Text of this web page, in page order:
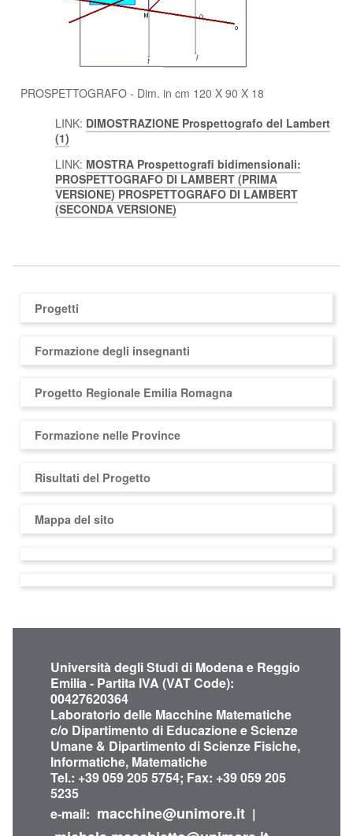
PROSPETTOGRAFO - Dim. in cm 120 X 90 X 18
LINK: DIMOSTRAZIONE Prospettografo del Lambert
(1)
LINK: MOSTRA Prospettografi bidimensionali:
PROSPETTOGRAFO DI LAMBERT (PRIMA
VERSIONE) PROSPETTOGRAFO DI LAMBERT
(SECONDA VERSIONE)
Progetti
Formazione degli insegnanti
Progetto Regionale Emilia Romagna
Formazione nelle Province
Risultati del Progetto
Mappa del sito
Università degli Studi di Modena e Reggio
Emilia - Partita IVA (VAT Code):
00427620364
Laboratorio delle Macchine Matematiche
c/o Dipartimento di Educazione e Scienze
Umane & Dipartimento di Scienze Fisiche,
Informatiche, Matematiche
Tel.: +39 059 205 5754; Fax: +39 059 205
5235
e-mail: macchine@unimore.it |